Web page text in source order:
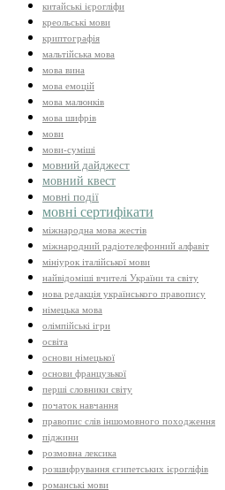
китайські ієрогліфи
креольські мови
криптографія
мальтійська мова
мова вина
мова емоцій
мова малюнків
мова шифрів
мови
мови-суміші
мовний дайджест
мовний квест
мовні події
мовні сертифікати
міжнародна мова жестів
міжнародний радіотелефонний алфавіт
мініурок італійської мови
найвідоміші вчителі України та світу
нова редакція українського правопису
німецька мова
олімпійські ігри
освіта
основи німецької
основи французької
перші словники світу
початок навчання
правопис слів іншомовного походження
піджини
розмовна лексика
розшифрування єгипетських ієрогліфів
романські мови